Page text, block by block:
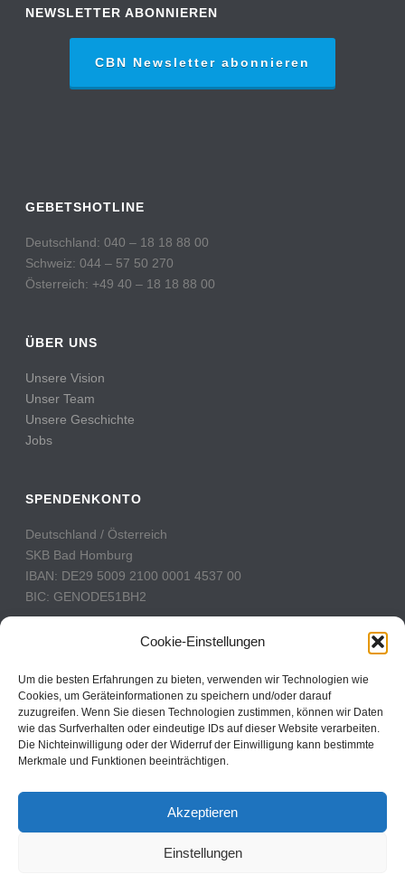
Cookie-Einstellungen
Um die besten Erfahrungen zu bieten, verwenden wir Technologien wie
Cookies, um Geräteinformationen zu speichern und/oder darauf
zuzugreifen. Wenn Sie diesen Technologien zustimmen, können wir Daten
wie das Surfverhalten oder eindeutige IDs auf dieser Website verarbeiten.
Die Nichteinwilligung oder der Widerruf der Einwilligung kann bestimmte
Merkmale und Funktionen beeinträchtigen.
Akzeptieren
Einstellungen
NEWSLETTER ABONNIEREN
CBN Newsletter abonnieren
GEBETSHOTLINE
Deutschland: 040 – 18 18 88 00
Schweiz: 044 – 57 50 270
Österreich: +49 40 – 18 18 88 00
ÜBER UNS
Unsere Vision
Unser Team
Unsere Geschichte
Jobs
SPENDENKONTO
Deutschland / Österreich
SKB Bad Homburg
IBAN: DE29 5009 2100 0001 4537 00
BIC: GENODE51BH2
Konto: 60-742493-7
IBAN: CH31 0900 0000 6074 2493 7
BIC: POFICHBEXXX
CBN Deutschland © 2024
Kontakt
Impressum